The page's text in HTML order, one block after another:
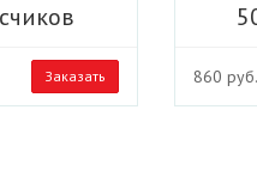
Заказать 860 руб.